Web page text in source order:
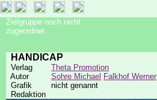
Zielgruppe noch nicht
zugeordnet
HANDICAP
Verlag
Theta Promotion
Autor
Sohre Michael Falkhof Werner
Grafik
nicht genannt
Redaktion